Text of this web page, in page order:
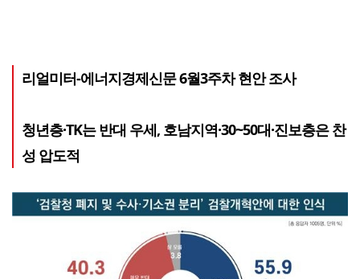
리얼미터-에너지경제신문 6월3주차 현안 조사
청년층·TK는 반대 우세, 호남지역·30~50대·진보층은 찬
성 압도적